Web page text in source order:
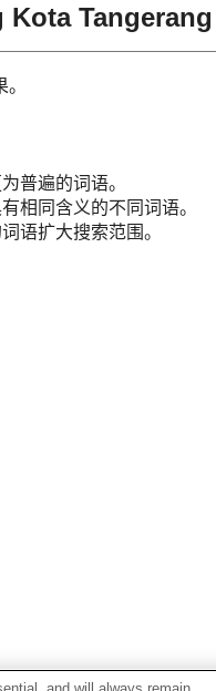
Kota
普遍的词语。
相同含义的不同词语。
语扩大搜索范围。